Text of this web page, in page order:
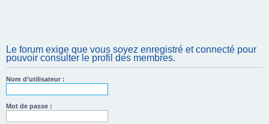
Le forum exige que vous soyez enregistré et connecté pour
pouvoir consulter le profil des membres.
Nom d’utilisateur :
Mot de passe :